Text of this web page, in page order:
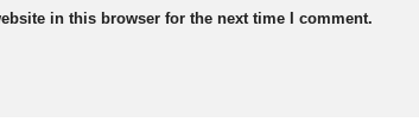
in this browser for the next time I comment.